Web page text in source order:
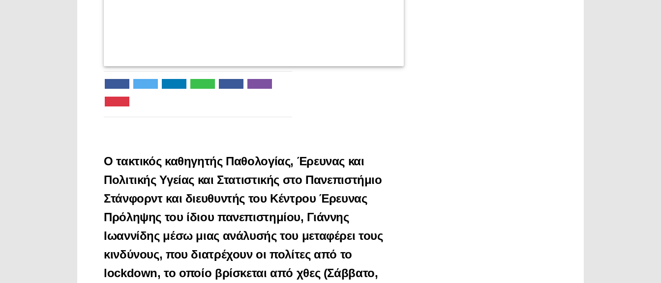
Ο τακτικός καθηγητής Παθολογίας, Έρευνας και
Πολιτικής Υγείας και Στατιστικής στο Πανεπιστήμιο
Στάνφορντ και διευθυντής του Κέντρου Έρευνας
Πρόληψης του ίδιου πανεπιστημίου, Γιάννης
Ιωαννίδης μέσω μιας ανάλυσής του μεταφέρει τους
κινδύνους, που διατρέχουν οι πολίτες από το
lockdown, το οποίο βρίσκεται από χθες (Σάββατο,